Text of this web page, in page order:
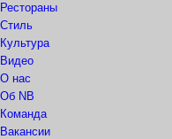
Рестораны
Стиль
Культура
Видео
О нас
Об NB
Команда
Вакансии